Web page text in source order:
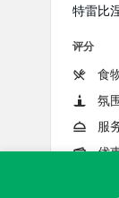
特雷比
评分
食
氛
服
优